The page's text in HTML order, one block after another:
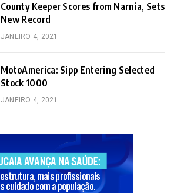
County Keeper Scores from Narnia, Sets
New Record
JANEIRO 4, 2021
MotoAmerica: Sipp Entering Selected
Stock 1000
JANEIRO 4, 2021